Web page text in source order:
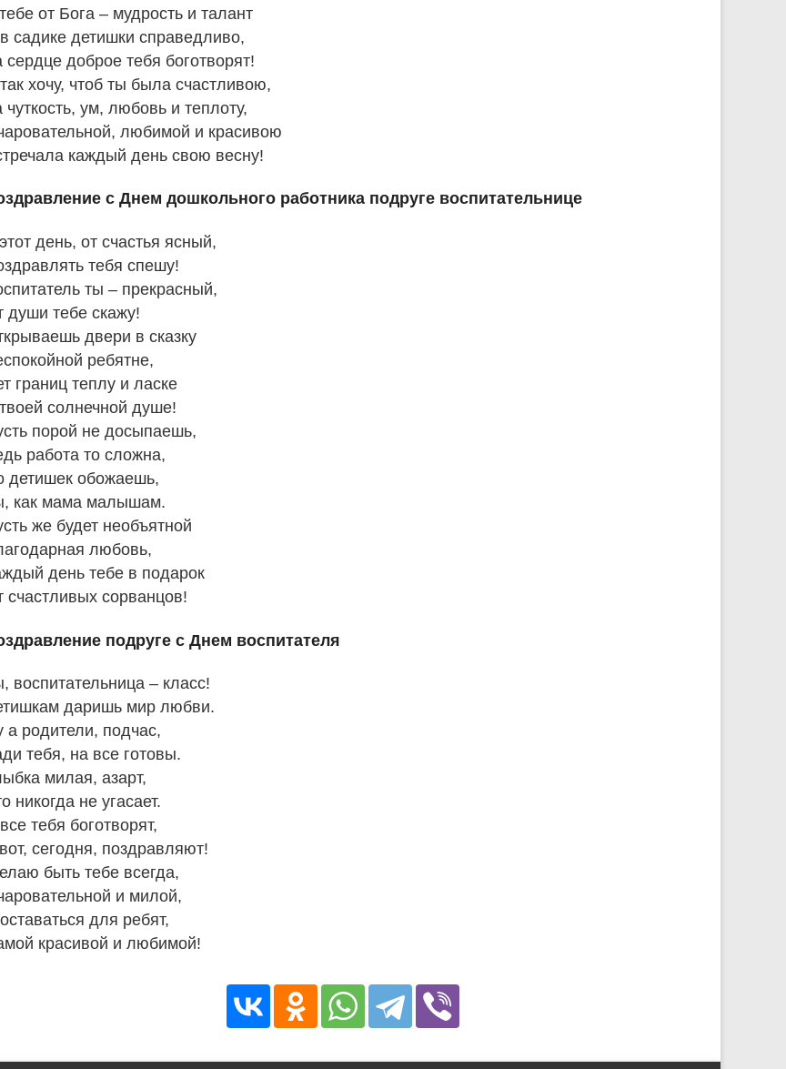
от Бога – мудрость и талант
садике детишки справедливо,
сердце доброе тебя боготворят!
хочу, чтоб ты была счастливою,
чуткость, ум, любовь и теплоту,
любимой и красивою
каждый день свою весну!
с Днем дошкольного работника подруге воспитательнице
день, от счастья ясный,
тебя спешу!
ты – прекрасный,
души тебе скажу!
двери в сказку
ребятне,
границ теплу и ласке
солнечной душе!
порой не досыпаешь,
работа то сложна,
детишек обожаешь,
как мама малышам.
же будет необъятной
любовь,
день тебе в подарок
счастливых сорванцов!
подруге с Днем воспитателя
воспитательница – класс!
даришь мир любви.
а родители, подчас,
тебя, на все готовы.
милая, азарт,
никогда не угасает.
тебя боготворят,
сегодня, поздравляют!
быть тебе всегда,
и милой,
для ребят,
красивой и любимой!